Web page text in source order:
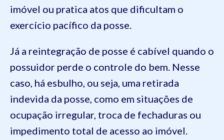
imóvel ou pratica atos que dificultam o
exercício pacífico da posse.
Já a reintegração de posse é cabível quando o
possuidor perde o controle do bem. Nesse
caso, há esbulho, ou seja, uma retirada
indevida da posse, como em situações de
ocupação irregular, troca de fechaduras ou
impedimento total de acesso ao imóvel.